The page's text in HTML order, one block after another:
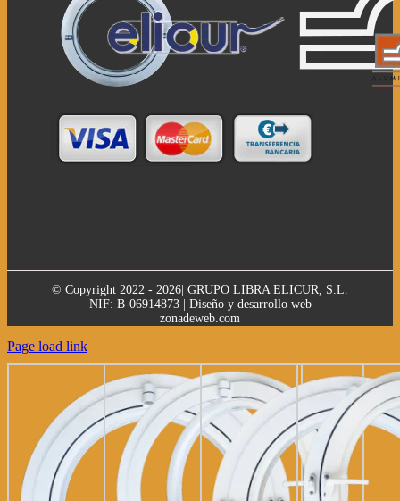
© Copyright 2022 - 2026| GRUPO LIBRA ELICUR, S.L.
NIF: B-06914873 | Diseño y desarrollo web
zonadeweb.com
Page load link